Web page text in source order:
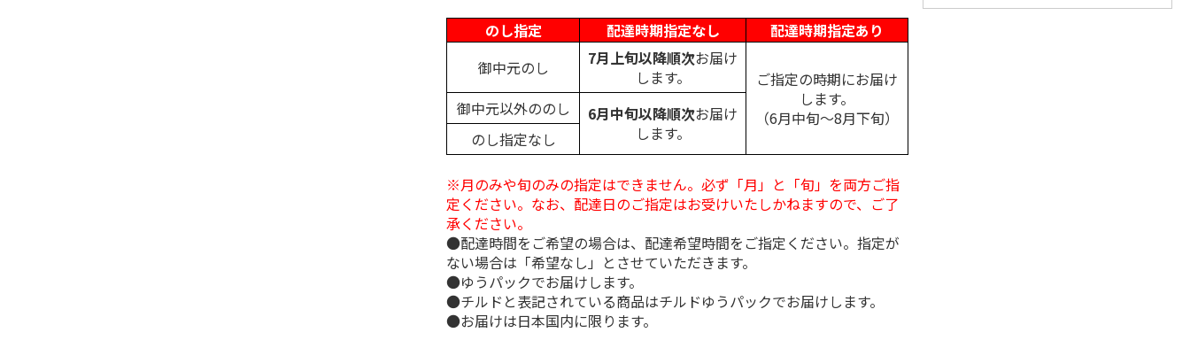
のし指定
配達時期指定なし
配達時期指定あり
御中元のし
7月上旬以降順次お届け
します。
ご指定の時期にお届け
します。
（6月中旬～8月下旬）
御中元以外ののし 6月中旬以降順次お届け
します。
のし指定なし
※月のみや旬のみの指定はできません。必ず「月」と「旬」を両方ご指
定ください。なお、配達日のご指定はお受けいたしかねますので、ご了
承ください。
●配達時間をご希望の場合は、配達希望時間をご指定ください。指定が
ない場合は「希望なし」とさせていただきます。
●ゆうパックでお届けします。
●チルドと表記されている商品はチルドゆうパックでお届けします。
●お届けは日本国内に限ります。